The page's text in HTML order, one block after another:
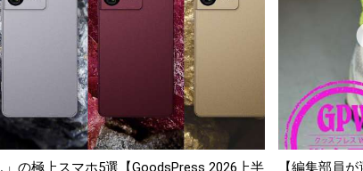
【編集部員が選んだ「指名買い」】2026年7月掲載記事か